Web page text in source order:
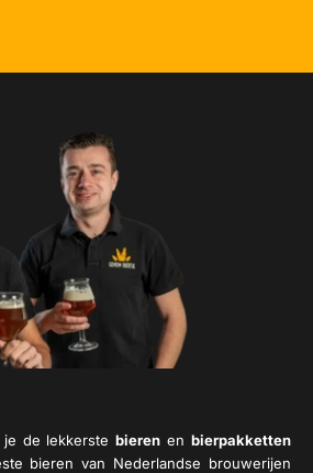
je de lekkerstebieren en bierpakketten
bieren van Nederlandse brouwerijen